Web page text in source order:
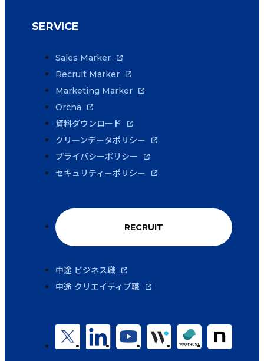
SERVICE
Sales Marker
Recruit Marker
Marketing Marker
Orcha
資料ダウンロード
クリーンデータポリシー
プライバシーポリシー
セキュリティーポリシー
RECRUIT
中途 ビジネス職
中途 クリエイティブ職